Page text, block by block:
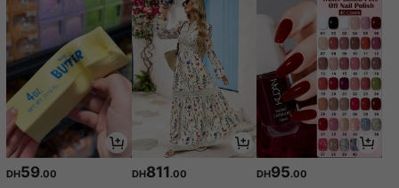
DH59.00 DH811 .00 DH95.00